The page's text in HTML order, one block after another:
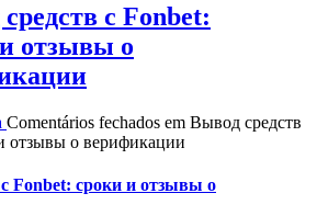
с Fonbet:
отзывы о
Comentários fechados em Вывод средств
отзывы о верификации
Fonbet: сроки и отзывы о